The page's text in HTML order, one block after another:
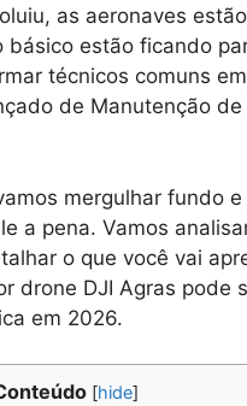
as aeronaves
estão ficando
técnicos comuns
de Manutenção
mergulhar fundo
a pena. Vamos
o que você vai
drone DJI Agras pode
em 2026.
[hide]